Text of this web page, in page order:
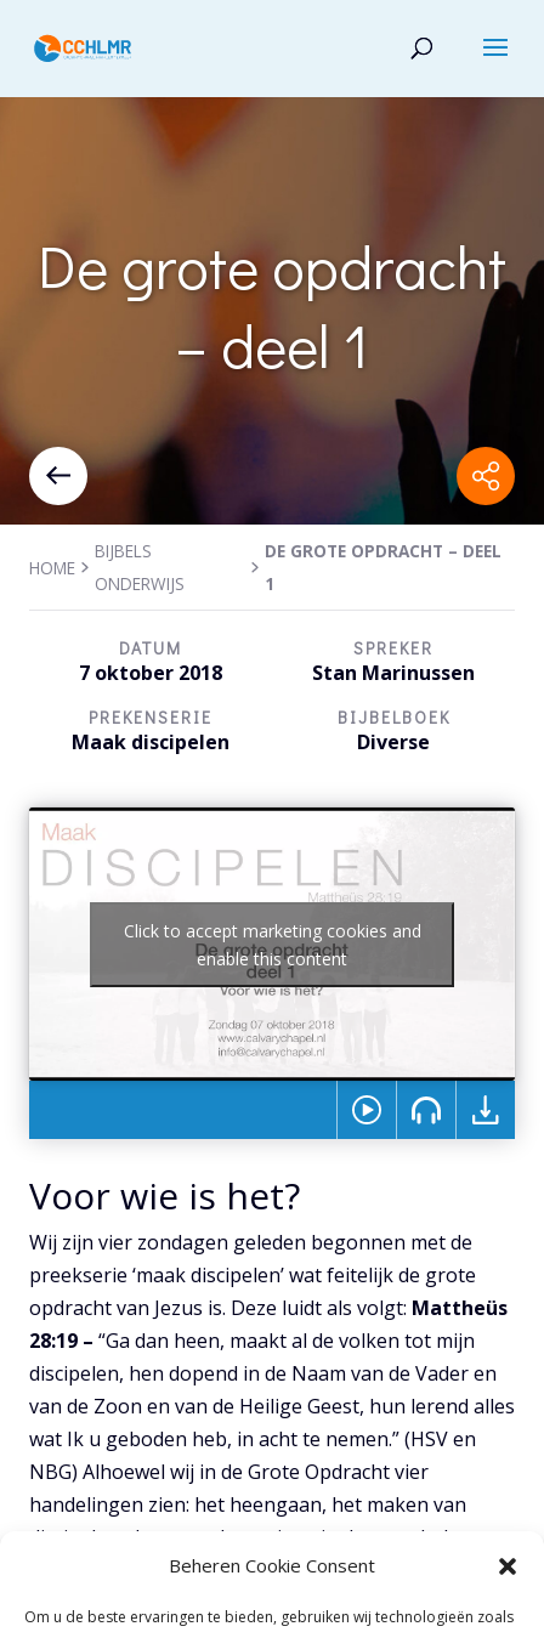
Beheren Cookie Consent
Om u de beste ervaringen te bieden, gebruiken wij technologieën zoals
De grote opdracht
– deel 1
HOME
BIJBELS
ONDERWIJS
DE GROTE OPDRACHT – DEEL
1
DATUM
7 oktober 2018
SPREKER
Stan Marinussen
PREKENSERIE
Maak discipelen
BIJBELBOEK
Diverse
Click to accept marketing cookies and
enable this content
Voor wie is het?
Wij zijn vier zondagen geleden begonnen met de
preekserie ‘maak discipelen’ wat feitelijk de grote
opdracht van Jezus is. Deze luidt als volgt: Mattheüs
28:19 – “Ga dan heen, maakt al de volken tot mijn
discipelen, hen dopend in de Naam van de Vader en
van de Zoon en van de Heilige Geest, hun lerend alles
wat Ik u geboden heb, in acht te nemen.” (HSV en
NBG) Alhoewel wij in de Grote Opdracht vier
handelingen zien: het heengaan, het maken van
discipelen, dopen en leren, is er in de grondtekst
slechts één handeling dat *door Jezus op gebiedende